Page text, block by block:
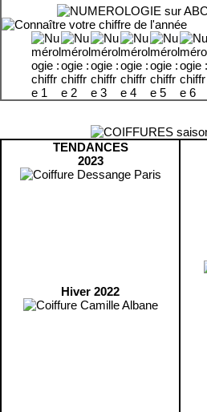
TENDANCES
2023
Hiver 2022